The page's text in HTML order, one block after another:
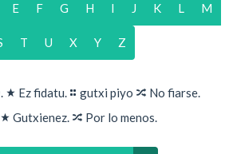
E F G H I J K L M
T U X Y Z
. ★ Ez fidatu. ⚏ gutxi piyo 🔀 No fiarse.
★ Gutxienez. 🔀 Por lo menos.